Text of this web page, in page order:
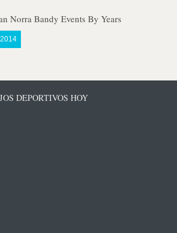
Norra Bandy Events By Years
2014
DEPORTIVOS HOY